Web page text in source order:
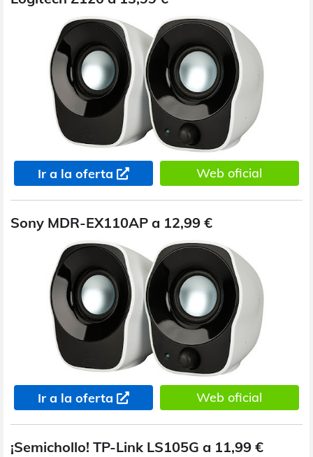
Ir a la oferta Web oficial
Sony MDR-EX110AP a 12,99 €
Ir a la oferta Web oficial
¡Semichollo! TP-Link LS105G a 11,99 €